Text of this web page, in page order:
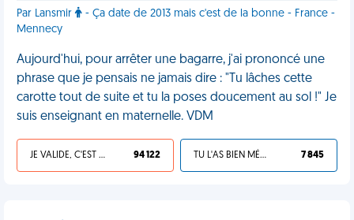
Par Lansmir
- Ça date de 2013 mais c'est de la bonne - France -
Mennecy
Aujourd'hui, pour arrêter une bagarre, j'ai prononcé une
phrase que je pensais ne jamais dire : "Tu lâches cette
carotte tout de suite et tu la poses doucement au sol !" Je
suis enseignant en maternelle. VDM
JE VALIDE, C'EST UNE VDM 94 122 TU L'AS BIEN MÉRITÉ 7 845